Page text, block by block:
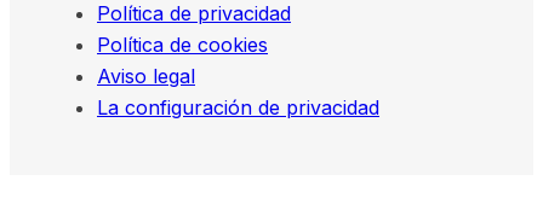
Política de privacidad
Política de cookies
Aviso legal
La configuración de privacidad